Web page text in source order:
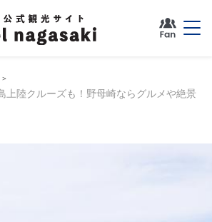
上陸クルーズも！野母崎ならグルメや絶景